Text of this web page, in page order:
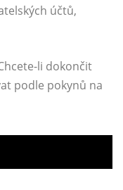
účtů,
li dokončit
podle pokynů na